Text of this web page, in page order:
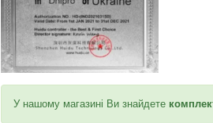
У нашому магазині Ви знайдете